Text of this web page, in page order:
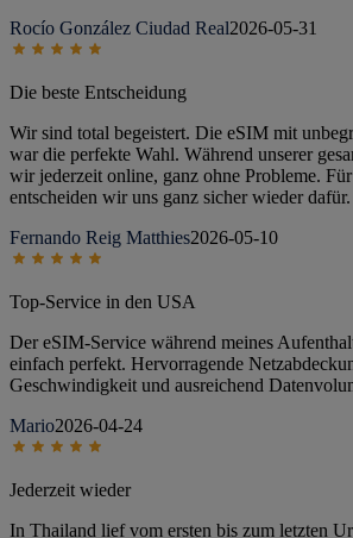
Rocío González Ciudad Real2026-05-31
Die beste Entscheidung
Wir sind total begeistert. Die eSIM mit
war die perfekte Wahl. Während unserer
wir jederzeit online, ganz ohne Probleme.
entscheiden wir uns ganz sicher wieder
Fernando Reig Matthies2026-05-10
Top-Service in den USA
Der eSIM-Service während meines
einfach perfekt. Hervorragende
Geschwindigkeit und ausreichend
Mario2026-04-24
Jederzeit wieder
In Thailand lief vom ersten bis zum letzten